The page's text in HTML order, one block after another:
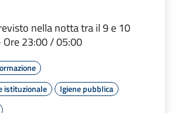
nella notta tra il 9 e 10
23:00 / 05:00
istituzionale
Igiene pubblica